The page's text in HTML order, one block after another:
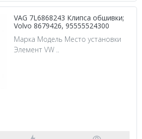
VAG 7L6868243 Клипса обшивки;
Volvo 8679426, 95555524300
Марка Модель Место установки
Элемент VW ..